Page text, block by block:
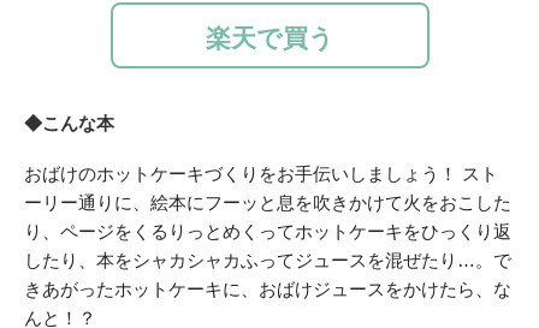
楽天で買う
◆こんな本
おばけのホットケーキづくりをお手伝いしましょう！ スト
ーリー通りに、絵本にフーッと息を吹きかけて火をおこした
り、ページをくるりっとめくってホットケーキをひっくり返
したり、本をシャカシャカふってジュースを混ぜたり…。で
きあがったホットケーキに、おばけジュースをかけたら、な
んと！？